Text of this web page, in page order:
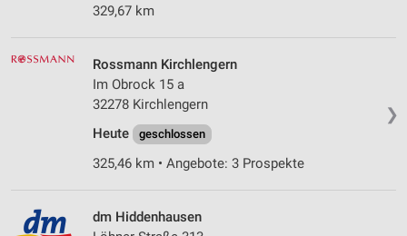
329,67 km
❯
Rossmann Kirchlengern
Im Obrock 15 a
32278 Kirchlengern
Heute
geschlossen
325,46 km • Angebote: 3 Prospekte
dm Hiddenhausen